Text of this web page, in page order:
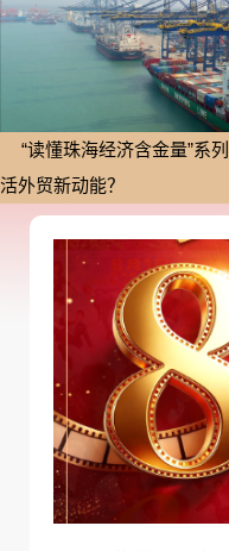
“读懂珠海经济含金量”系
活外贸新动能？